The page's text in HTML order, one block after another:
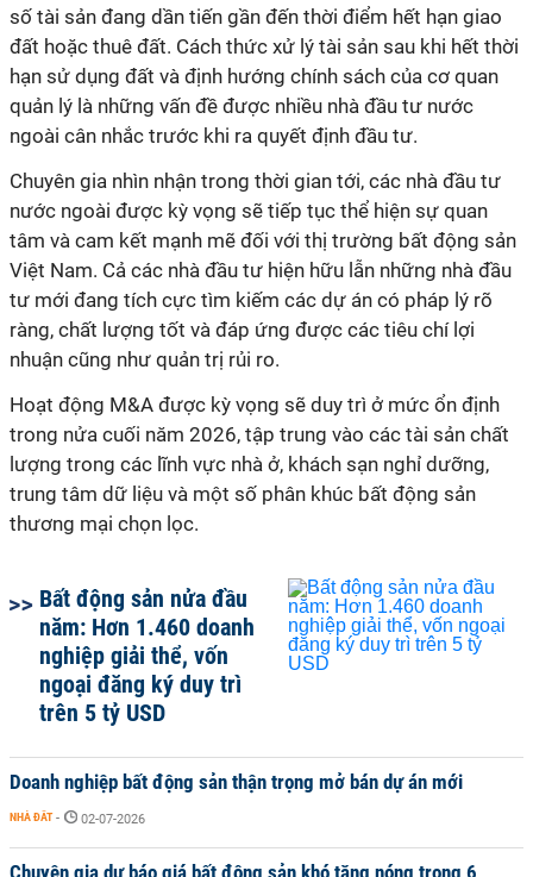
số tài sản đang dần tiến gần đến thời điểm hết hạn giao
đất hoặc thuê đất. Cách thức xử lý tài sản sau khi hết thời
hạn sử dụng đất và định hướng chính sách của cơ quan
quản lý là những vấn đề được nhiều nhà đầu tư nước
ngoài cân nhắc trước khi ra quyết định đầu tư.
Chuyên gia nhìn nhận trong thời gian tới, các nhà đầu tư
nước ngoài được kỳ vọng sẽ tiếp tục thể hiện sự quan
tâm và cam kết mạnh mẽ đối với thị trường bất động sản
Việt Nam. Cả các nhà đầu tư hiện hữu lẫn những nhà đầu
tư mới đang tích cực tìm kiếm các dự án có pháp lý rõ
ràng, chất lượng tốt và đáp ứng được các tiêu chí lợi
nhuận cũng như quản trị rủi ro.
Hoạt động M&A được kỳ vọng sẽ duy trì ở mức ổn định
trong nửa cuối năm 2026, tập trung vào các tài sản chất
lượng trong các lĩnh vực nhà ở, khách sạn nghỉ dưỡng,
trung tâm dữ liệu và một số phân khúc bất động sản
thương mại chọn lọc.
Bất động sản nửa đầu
năm: Hơn 1.460 doanh
nghiệp giải thể, vốn
ngoại đăng ký duy trì
trên 5 tỷ USD
Doanh nghiệp bất động sản thận trọng mở bán dự án mới
NHÀ ĐẤT - 02-07-2026
Chuyên gia dự báo giá bất động sản khó tăng nóng trong 6